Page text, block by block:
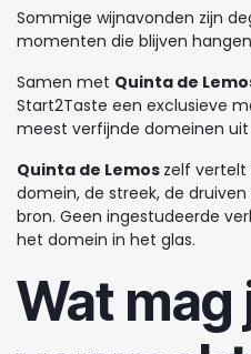
Sommige wijnavonden zijn
momenten die blijven
Samen met Quinta de
Start2Taste een exclusieve
meest verfijnde domeinen
Quinta de Lemos zelf
domein, de streek, de
bron. Geen ingestudeerde
het domein in het glas.
Wat mag